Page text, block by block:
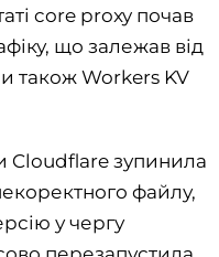
core proxy почав
що залежав від
також Workers KV
Cloudflare зупинила
файлу,
у чергу